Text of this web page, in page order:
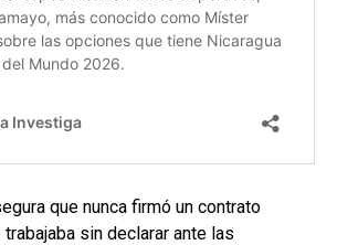
que nunca firmó un contrato
sin declarar ante las